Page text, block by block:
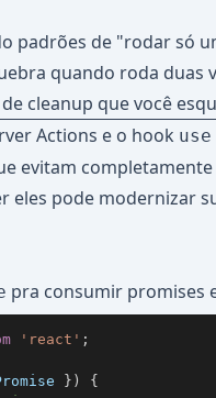
padrões de "rodar só
quando roda duas
cleanup que você
Actions e o hook use
evitam
eles pode modernizar
pra consumir promises
'react' ;
} )
{